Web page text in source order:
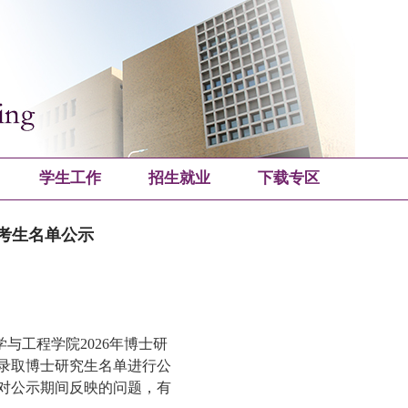
学生工作 招生就业 下载专区
生名单公示
与工程学院2026年博士研
取博士研究生名单进行公
公示期间反映的问题，有